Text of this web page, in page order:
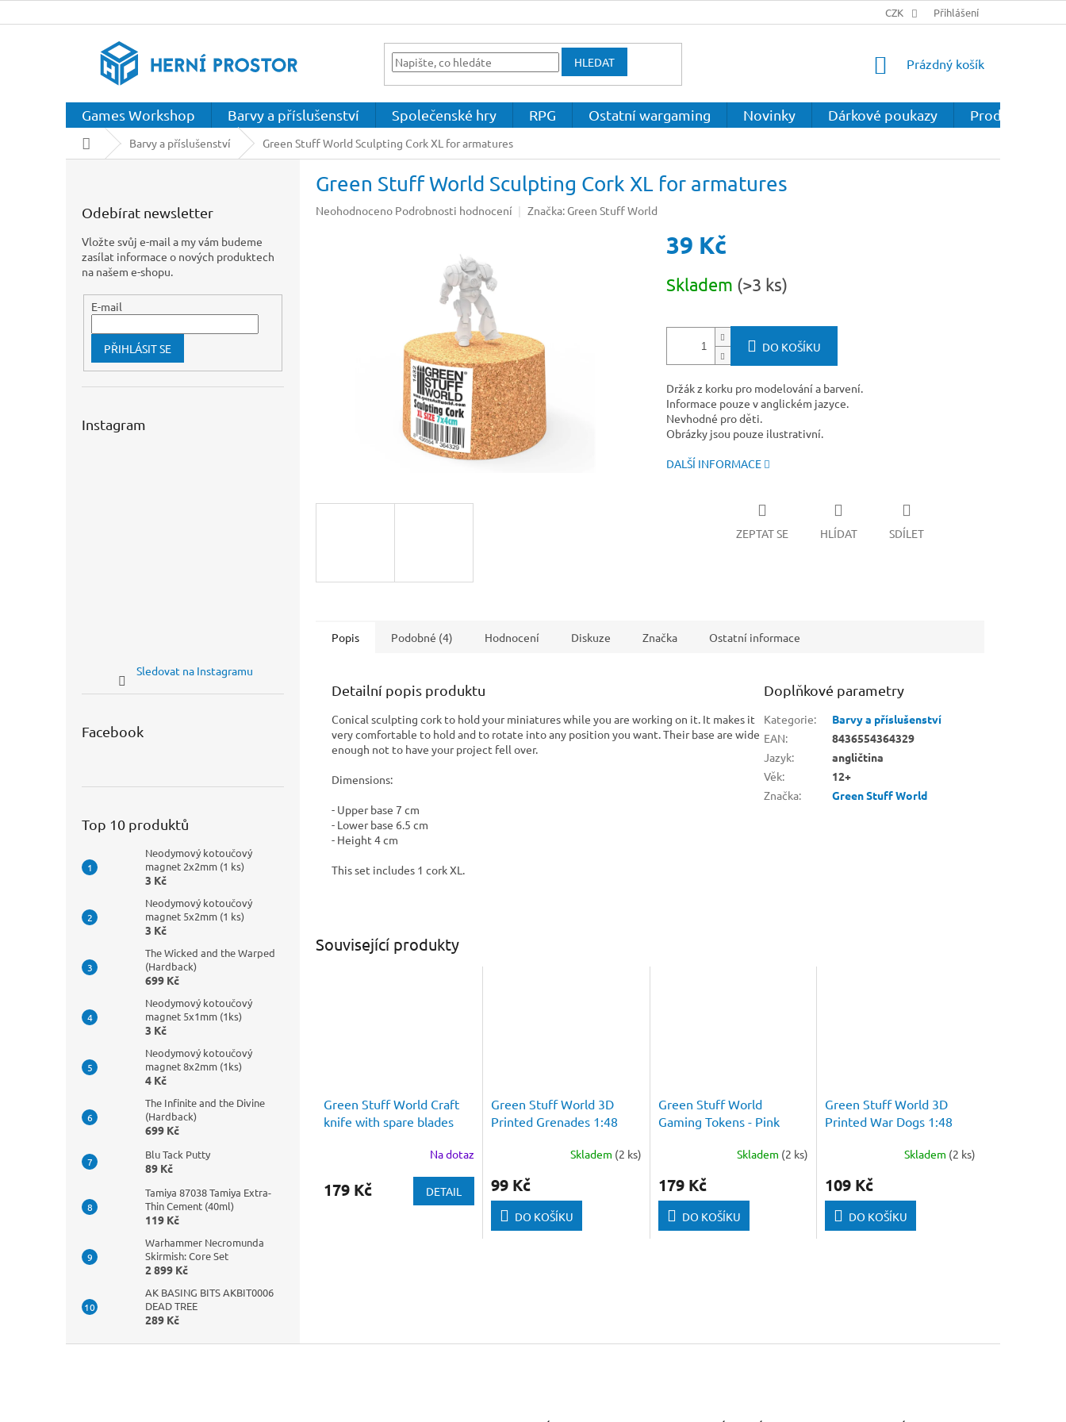
na
CZK Přihlášení
HLEDAT
NÁKUPNÍ
Prázdný košík
Games Workshop Barvy a příslušenství Společenské hry RPG Ostatní wargaming Novinky Dárkové poukazy Prodejna
Domů Barvy a příslušenství Green Stuff World Sculpting Cork XL for armatures
Odebírat newsletter
Vložte svůj e-mail a my vám budeme
zasílat informace o nových produktech
na našem e-shopu.
E-mail
PŘIHLÁSIT SE
Instagram
Sledovat na Instagramu
Facebook
Top 10 produktů
Neodymový kotoučový
magnet 2x2mm (1 ks)
3 Kč
Neodymový kotoučový
magnet 5x2mm (1 ks)
3 Kč
The Wicked and the Warped
(Hardback)
699 Kč
Neodymový kotoučový
magnet 5x1mm (1ks)
3 Kč
Neodymový kotoučový
magnet 8x2mm (1ks)
4 Kč
The Infinite and the Divine
(Hardback)
699 Kč
Blu Tack Putty
89 Kč
Tamiya 87038 Tamiya Extra-
Thin Cement (40ml)
119 Kč
Warhammer Necromunda
Skirmish: Core Set
2 899 Kč
AK BASING BITS AKBIT0006
DEAD TREE
289 Kč
Green Stuff World Sculpting Cork XL for armatures
Průměrné
Neohodnoceno Podrobnosti hodnocení Značka: Green Stuff World
39 Kč
cena:
Skladem (>3 ks)
DO KOŠÍKU
Držák z korku pro modelování a barvení.
Informace pouze v anglickém jazyce.
Nevhodné pro děti.
Obrázky jsou pouze ilustrativní.
DALŠÍ INFORMACE
ZEPTAT SE HLÍDAT SDÍLET
Související produkty
Green Stuff World Craft
knife with spare blades
Na dotaz
179 Kč DETAIL
Green Stuff World 3D
Printed Grenades 1:48
Skladem (2 ks)
99 Kč
DO KOŠÍKU
Green Stuff World
Gaming Tokens - Pink
Skladem (2 ks)
179 Kč
DO KOŠÍKU
Green Stuff World 3D
Printed War Dogs 1:48
Skladem (2 ks)
109 Kč
DO KOŠÍKU
Popis Podobné (4) Hodnocení Diskuze Značka Ostatní informace
Detailní popis produktu
Conical sculpting cork to hold your miniatures while you are working on it. It makes it
very comfortable to hold and to rotate into any position you want. Their base are wide
enough not to have your project fell over.
Dimensions:
- Upper base 7 cm
- Lower base 6.5 cm
- Height 4 cm
This set includes 1 cork XL.
Doplňkové parametry
Kategorie:
Barvy a příslušenství
EAN:
8436554364329
Jazyk:
angličtina
Věk:
12+
Značka: Green Stuff World